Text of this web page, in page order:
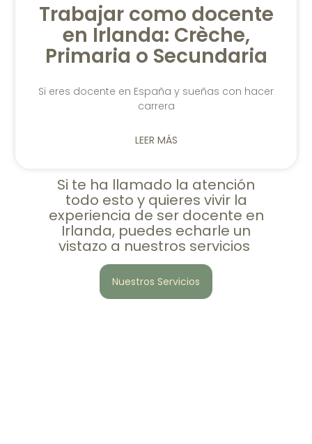
Trabajar como docente
en Irlanda: Crèche,
Primaria o Secundaria
Si eres docente en España y sueñas con hacer
carrera
LEER MÁS
Si te ha llamado la atención
todo esto y quieres vivir la
experiencia de ser docente en
Irlanda, puedes echarle un
vistazo a nuestros servicios
Nuestros Servicios